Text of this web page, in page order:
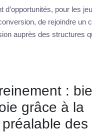
d’opportunités, pour les
de rejoindre un
auprès des structures
:
grâce à la
des